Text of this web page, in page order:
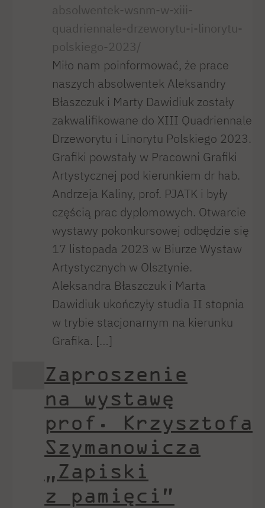
absolwentek-wsnm-w-xiii-
quadriennale-drzeworytu-i-linorytu-
polskiego-2023/
Miło nam poinformować, że prace
naszych absolwentek Aleksandry
Błaszczuk i Marty Dawidiuk zostały
zakwalifikowane do XIII Quadriennale
Drzeworytu i Linorytu Polskiego 2023.
Grafiki powstały w Pracowni Grafiki
Artystycznej pod kierunkiem dr hab.
Andrzeja Kaliny, prof. PJATK i były
częścią prac dyplomowych. Otwarcie
wystawy pokonkursowej odbędzie się
17 listopada 2023 w Biurze Wystaw
Artystycznych w Olsztynie.
Aleksandra Błaszczuk i Marta
Dawidiuk ukończyły studia II stopnia
w trybie stacjonarnym na kierunku
Grafika. […]
Zaproszenie
na wystawę
prof. Krzysztofa
Szymanowicza
„Zapiski
z pamięci”